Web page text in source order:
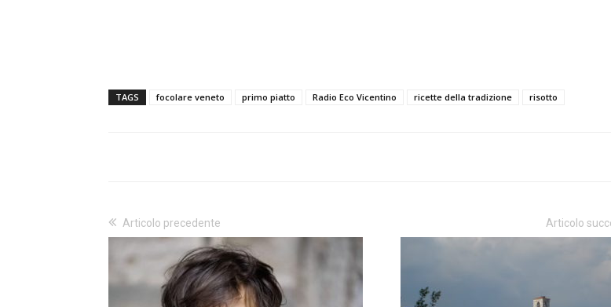
TAGS focolare veneto primo piatto Radio Eco Vicentino ricette della tradizione risotto
Articolo precedente Articolo